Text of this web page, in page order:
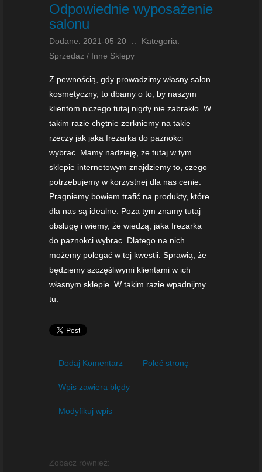
Odpowiednie wyposażenie
salonu
Dodane: 2021-05-20 ::
Kategoria:
Sprzedaż / Inne Sklepy
Z pewnością, gdy prowadzimy własny salon
kosmetyczny, to dbamy o to, by naszym
klientom niczego tutaj nigdy nie zabrakło. W
takim razie chętnie zerkniemy na takie
rzeczy jak jaka frezarka do paznokci
wybrac. Mamy nadzieję, że tutaj w tym
sklepie internetowym znajdziemy to, czego
potrzebujemy w korzystnej dla nas cenie.
Pragniemy bowiem trafić na produkty, które
dla nas są idealne. Poza tym znamy tutaj
obsługę i wiemy, że wiedzą, jaka frezarka
do paznokci wybrac. Dlatego na nich
możemy polegać w tej kwestii. Sprawią, że
będziemy szczęśliwymi klientami w ich
własnym sklepie. W takim razie wpadnijmy
tu.
Dodaj Komentarz Poleć stronę
Wpis zawiera błędy
Modyfikuj wpis
Zobacz również: